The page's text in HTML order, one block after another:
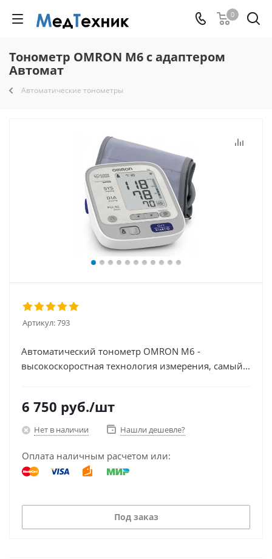
0
Тонометр OMRON M6 с адаптером
Автомат
Автоматические тонометры
Артикул:793
Автоматический тонометр OMRON M6 -
высокоскоростная технология измерения, самый...
6 750 руб./шт
Нет в наличии Нашли дешевле?
Оплата наличным расчетом или:
Под заказ